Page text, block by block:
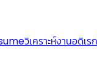
วิเคราะห์งานอดิเรก